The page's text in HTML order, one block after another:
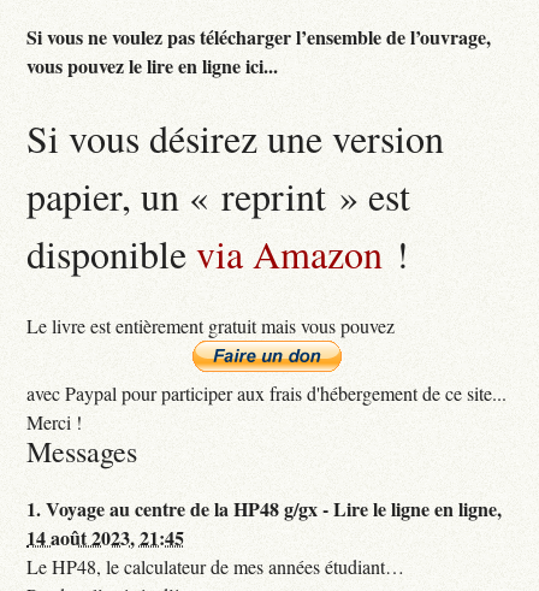
Si vous ne voulez pas télécharger l’ensemble de l’ouvrage,
vous pouvez le lire en ligne ici...
Si vous désirez une version
papier, un « reprint » est
disponiblevia Amazon !
Le livre est entièrement gratuit mais vous pouvez
avec Paypal pour participer aux frais d'hébergement de ce site...
Merci !
Messages
1.Voyage au centre de la HP48 g/gx - Lire le ligne en ligne,
14 août 2023, 21:45
Le HP48, le calculateur de mes années étudiant…